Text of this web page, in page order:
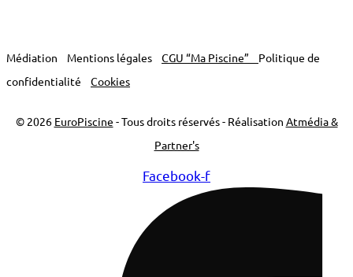
Médiation Mentions légales CGU “Ma Piscine” Politique de
confidentialité
Cookies
© 2026 EuroPiscine - Tous droits réservés - Réalisation Atmédia &
Partner's
Facebook-f